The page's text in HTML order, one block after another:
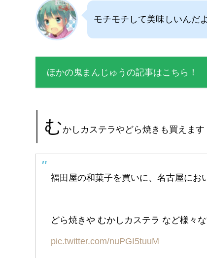
モチモチして美味しいんだ
ほかの鬼まんじゅうの記事はこちら！
むかしカステラやどら焼きも買えます
福田屋の和菓子を買いに、名古屋にお
どら焼きや むかしカステラ など様々
pic.twitter.com/nuPGI5tuuM